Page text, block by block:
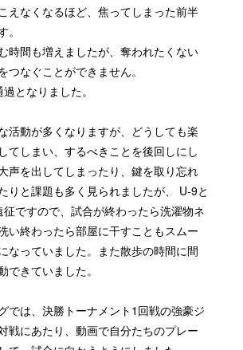
えなくなるほど、焦ってしまった前半
時間も増えましたが、奪われたくない
つなぐことができません。
となりました。
活動が多くなりますが、どうしても楽
てしまい、するべきことを後回しにし
声を出してしまったり、鍵を取り忘れ
りと課題も多く見られましたが、 U-9と
征ですので、試合が終わったら洗濯物ネ
い終わったら部屋に干すこともスムー
なっていました。また散歩の時間に間
できていました。
では、決勝トーナメント1回戦の強豪ジ
戦にあたり、動画で自分たちのプレー